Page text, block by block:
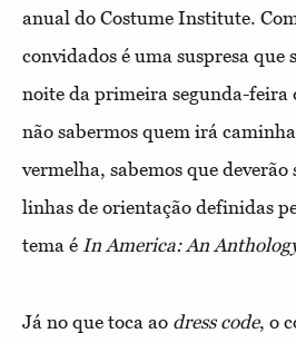
anual do Costume Institute.
convidados é uma suspresa que
noite da primeira segunda-feira
não sabermos quem irá
vermelha, sabemos que
linhas de orientação definidas
tema é In America: An
Já no que toca ao dress code, o